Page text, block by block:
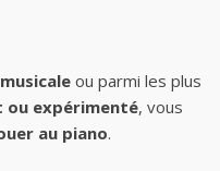
ou parmi les plus
ou expérimenté, vous
au piano.